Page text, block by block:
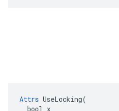
Attrs UseLocking(
  bool x